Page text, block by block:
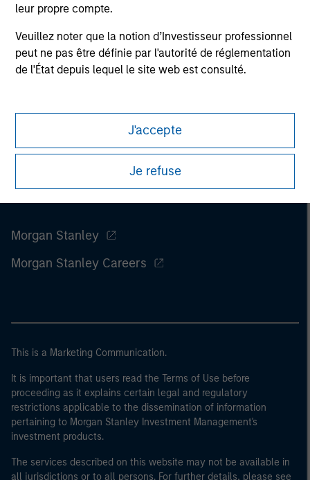
leur propre compte.
Veuillez noter que la notion d’Investisseur professionnel
peut ne pas être définie par l'autorité de réglementation
de l'État depuis lequel le site web est consulté.
J'accepte
Je refuse
Please refer to the strategy detail page for important
considerations.
Morgan Stanley
Morgan Stanley Careers
This is a Marketing Communication.
It is important that users read the Terms of Use before
proceeding as it explains certain legal and regulatory
restrictions applicable to the dissemination of information
pertaining to Morgan Stanley Investment Management's
investment products.
The services described on this website may not be available in
all jurisdictions or to all persons. For further details, please see